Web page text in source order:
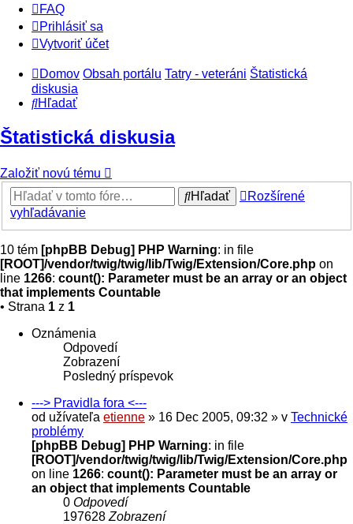
FAQ
Prihlásiť sa
Vytvoriť účet
Domov Obsah portálu Tatry - veteráni Štatistická
diskusia
Hľadať
Štatistická diskusia
Založiť novú tému
Hľadať
Rozšírené
vyhľadávanie
10 tém [phpBB Debug] PHP Warning: in file
[ROOT]/vendor/twig/twig/lib/Twig/Extension/Core.php on
line 1266: count(): Parameter must be an array or an object
that implements Countable
• Strana 1 z 1
Oznámenia
Odpovedí
Zobrazení
Posledný príspevok
---> Pravidla fora <---
od užívateľa etienne » 16 Dec 2005, 09:32 » v Technické
problémy
[phpBB Debug] PHP Warning: in file
[ROOT]/vendor/twig/twig/lib/Twig/Extension/Core.php
on line 1266: count(): Parameter must be an array or
an object that implements Countable
0 Odpovedí
197628 Zobrazení